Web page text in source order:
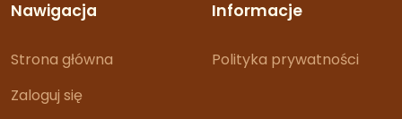
Nawigacja
Strona główna
Zaloguj się
Informacje
Polityka prywatności